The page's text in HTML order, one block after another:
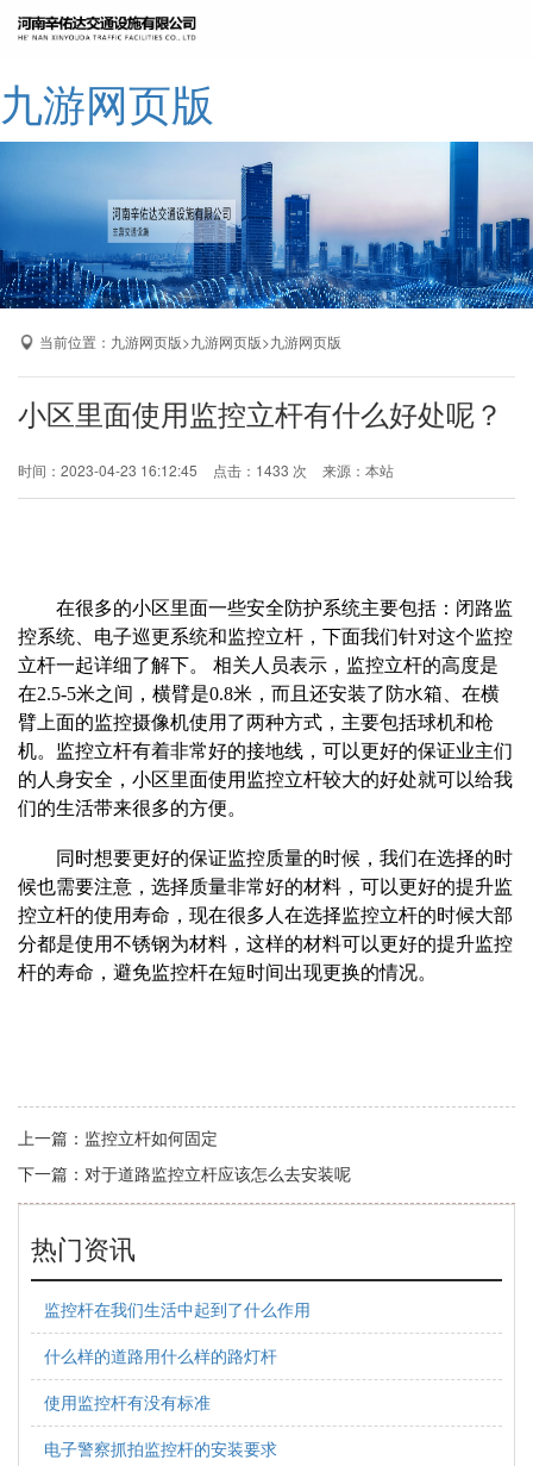
九游网页版网站九游网页版
公司简介
九游网页版
产品展示
成功案例
当前位置： 九游网页版>九游网页版>九游网页版
小区里面使用监控立杆有什么好处呢？
时间：2023-04-23 16:12:45 点击：1433 次 来源：本站
在很多的小区里面一些安全防护系统主要包括：闭路监
控系统、电子巡更系统和监控立杆，下面我们针对这个监控
立杆一起详细了解下。 相关人员表示，监控立杆的高度是
在2.5-5米之间，横臂是0.8米，而且还安装了防水箱、在横
臂上面的监控摄像机使用了两种方式，主要包括球机和枪
机。监控立杆有着非常好的接地线，可以更好的保证业主们
的人身安全，小区里面使用监控立杆较大的好处就可以给我
们的生活带来很多的方便。
同时想要更好的保证监控质量的时候，我们在选择的时
候也需要注意，选择质量非常好的材料，可以更好的提升监
控立杆的使用寿命，现在很多人在选择监控立杆的时候大部
分都是使用不锈钢为材料，这样的材料可以更好的提升监控
杆的寿命，避免监控杆在短时间出现更换的情况。
上一篇： 监控立杆如何固定
下一篇： 对于道路监控立杆应该怎么去安装呢
热门资讯
监控杆在我们生活中起到了什么作用
什么样的道路用什么样的路灯杆
使用监控杆有没有标准
电子警察抓拍监控杆的安装要求